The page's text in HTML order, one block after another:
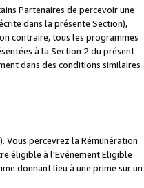
Partenaires de percevoir une
dans la présente Section),
contraire, tous les programmes
à la Section 2 du présent
dans des conditions similaires
Vous percevrez la Rémunération
éligible à l'Evénement Eligible
donnant lieu à une prime sur un